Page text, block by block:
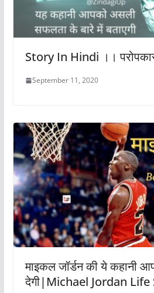
Story In Hindi ।। परोपकार
September 11, 2020
माइकल जॉर्डन की ये कहानी
देगी|Michael Jordan